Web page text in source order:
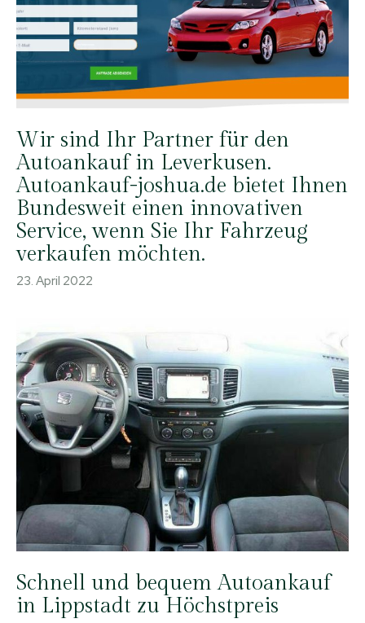
Wir sind Ihr Partner für den
Autoankauf in Leverkusen.
Autoankauf-joshua.de bietet Ihnen
Bundesweit einen innovativen
Service, wenn Sie Ihr Fahrzeug
verkaufen möchten.
23. April 2022
Schnell und bequem Autoankauf
in Lippstadt zu Höchstpreis